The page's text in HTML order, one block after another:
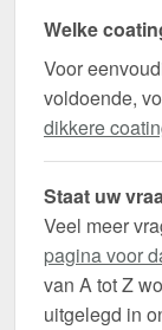
Welke
Voor
voldoende,
dikkere
Staat uw
Veel meer
pagina voor
van A tot Z
uitgelegd in